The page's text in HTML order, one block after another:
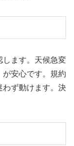
します。天候急変
安心です。規約
わず動けます。決